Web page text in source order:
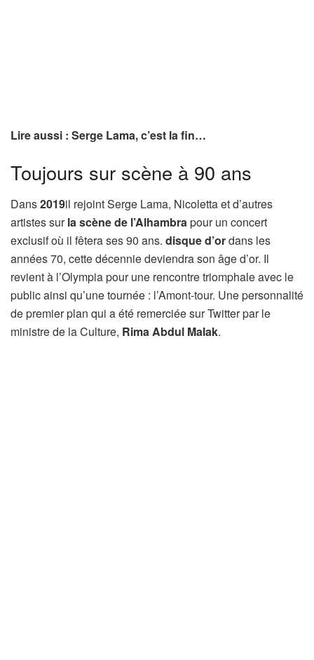
Lire aussi : Serge Lama, c’est la fin…
Toujours sur scène à 90 ans
Dans2019il rejoint Serge Lama, Nicoletta et d’autres
artistes surla scène de l’Alhambrapour un concert
exclusif où il fêtera ses 90 ans. disque d’ordans les
années 70, cette décennie deviendra son âge d’or. Il
revient à l’Olympia pour une rencontre triomphale avec le
public ainsi qu’une tournée : l’Amont-tour. Une personnalité
de premier plan qui a été remerciée sur Twitter par le
ministre de la Culture, Rima Abdul Malak.